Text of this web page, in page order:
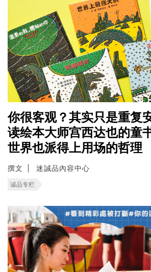
你很客观？其实只是重复
读绘本大师宫西达也的童
世界也派得上用场的哲理
撰文 迷誠品內容中心
诚品专栏